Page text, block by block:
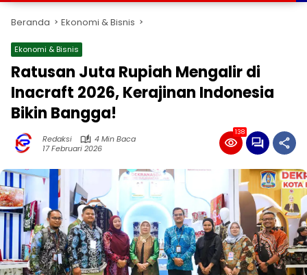
Beranda Ekonomi & Bisnis
Ekonomi & Bisnis
Ratusan Juta Rupiah Mengalir di
Inacraft 2026, Kerajinan Indonesia
Bikin Bangga!
Redaksi
4 Min Baca
17 Februari 2026
138